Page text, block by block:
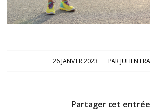
26 JANVIER 2023
/ PARJULIEN
Partager cet entrée